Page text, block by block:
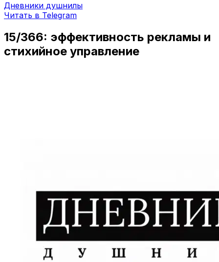
Дневники душнилы
Читать в Telegram
15/366: эффективность рекламы и
стихийное управление